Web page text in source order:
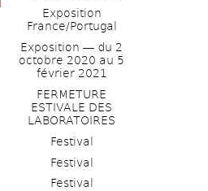
Exposition
France/Portugal
Exposition ― du 2
octobre 2020 au 5
février 2021
FERMETURE
ESTIVALE DES
LABORATOIRES
Festival
Festival
Festival